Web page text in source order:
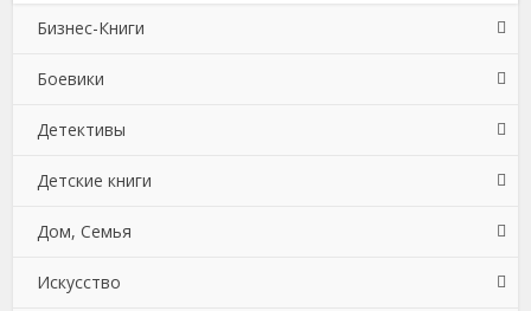
Бизнес-Книги
Банковское дело
Бухучет, налогообложение, аудит
Делопроизводство
Зарубежная деловая литература
Корпоративная культура
Боевики
Боевики: Прочее
Криминальные боевики
Триллеры
Детективы
Зарубежные детективы
Иронические детективы
Исторические детективы
Детские книги
Детская проза
Детская фантастика
Дом, Семья
Автомобили и ПДД
Искусство